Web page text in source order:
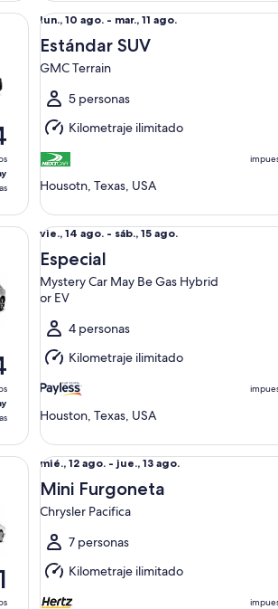
Del
lun.,
10
ago.
al
mar.,
11
ago.
lun., 10 ago. - mar., 11 ago.
Estándar SUV
GMC Terrain
5 personas
Kilometraje ilimitado
Housotn, Texas, USA
Estándar SUV GMC Terrain
Del
vie.,
14
ago.
sáb.,
15
ago.
vie., 14 ago. - sáb., 15 ago.
Especial
Mystery Car May Be Gas Hybrid
or EV
4 personas
Kilometraje ilimitado
Houston, Texas, USA
Especial Mystery Car May Be Gas
Del
mié.,
12
ago.
al
jue.,
13
ago.
mié., 12 ago. - jue., 13 ago.
Mini Furgoneta
Chrysler Pacifica
7 personas
Kilometraje ilimitado
Mini Furgoneta Chrysler Pacifica